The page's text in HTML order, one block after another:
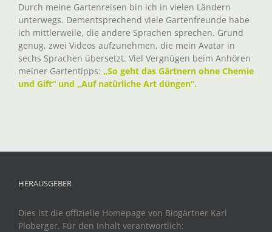
Durch meine Gartenreisen bin ich in vielen Ländern
unterwegs. Dementsprechend viele Gartenfreunde habe
ich mittlerweile, die andere Sprachen sprechen. Grund
genug, zwei Videos aufzunehmen, die mein Avatar in
sechs Sprachen übersetzt. Viel Vergnügen beim Anhören
meiner Gartentipps: „So geht das Gärtnern ohne Chemie
und Gift“ und „Auf natürliche Art düngen“.
HERAUSGEBER
Dies ist die offizielle Homepage von Biogärtner Karl
Ploberger. Für den Inhalt verantwortlich: